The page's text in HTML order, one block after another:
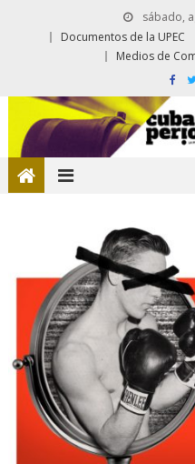
sábado,
Documentos de la UPEC
Medios de